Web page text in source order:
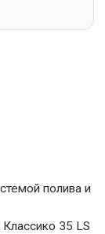
полива и
35 LS